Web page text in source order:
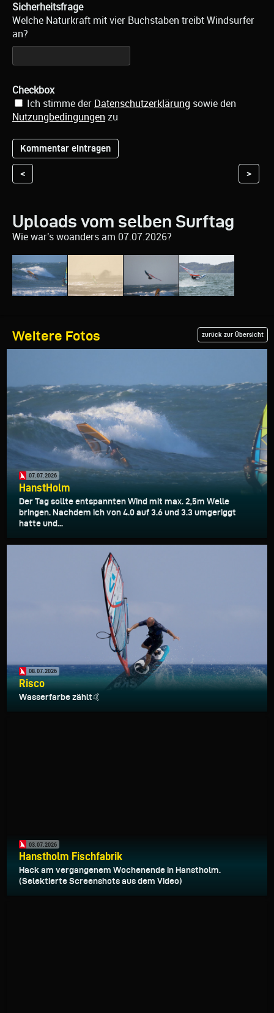
Sicherheitsfrage
Welche Naturkraft mit vier Buchstaben treibt Windsurfer
an?
Checkbox
Ich stimme der Datenschutzerklärung sowie den
Nutzungbedingungen zu
< >
Uploads vom selben Surftag
Wie war's woanders am 07.07.2026?
Weitere Fotos zurück zur Übersicht
07.07.2026
HanstHolm
Der Tag sollte entspannten Wind mit max. 2,5m Welle
bringen. Nachdem ich von 4.0 auf 3.6 und 3.3 umgeriggt
hatte und...
08.07.2026
Risco
Wasserfarbe zählt🤙
03.07.2026
Hanstholm Fischfabrik
Hack am vergangenem Wochenende in Hanstholm.
(Selektierte Screenshots aus dem Video)